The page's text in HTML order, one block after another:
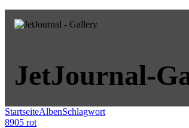
JetJournal-
StartseiteAlbenSchlagwort
8905 rot